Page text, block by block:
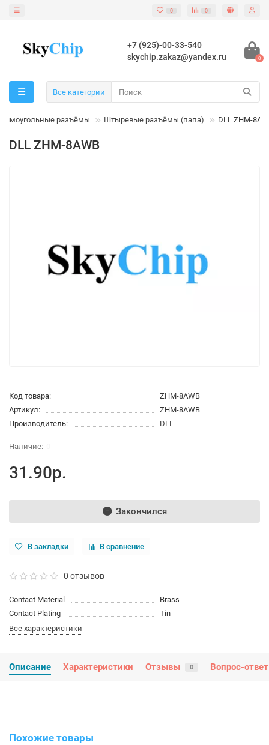
0 0
+7 (925)-00-33-540
skychip.zakaz@yandex.ru
0
Все категории
разъёмы Штыревые разъёмы (папа) DLL ZHM-
DLL ZHM-8AWB
Код товара:
ZHM-8AWB
Артикул:
ZHM-8AWB
Производитель:
DLL
31.90р.
Закончился
В закладки В сравнение
0 отзывов
Contact Material
Brass
Contact Plating
Tin
Все характеристики
Описание Характеристики Отзывы 0 Вопрос-ответ
Похожие товары